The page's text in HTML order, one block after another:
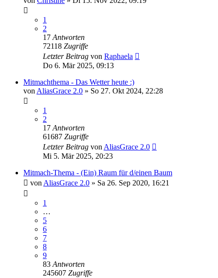
1
2
17 Antworten
72118 Zugriffe
Letzter Beitrag von Raphaela
Do 6. Mär 2025, 09:13
Mitmachthema - Das Wetter heute :)
von AliasGrace 2.0 » So 27. Okt 2024, 22:28
1
2
17 Antworten
61687 Zugriffe
Letzter Beitrag von AliasGrace 2.0
Mi 5. Mär 2025, 20:23
Mitmach-Thema - (Ein) Raum für d/einen Baum
von AliasGrace 2.0 » Sa 26. Sep 2020, 16:21
1
…
5
6
7
8
9
83 Antworten
245607 Zugriffe